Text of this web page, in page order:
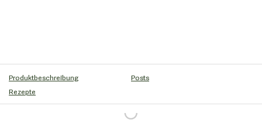
Produktbeschreibung
Posts
Rezepte